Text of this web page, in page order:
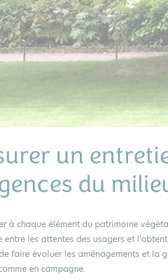
un
du
à chaque élément du patrimoine
entre les attentes des usagers et
faire évoluer les aménagements et la
en campagne.